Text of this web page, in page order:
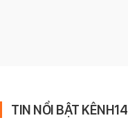
TIN NỔI BẬT KÊNH14